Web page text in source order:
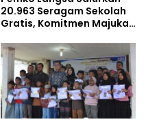
20.963 Seragam Sekolah
Gratis, Komitmen Majukan